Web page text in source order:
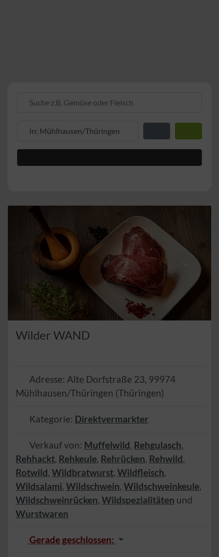
Wilder WAND
Adresse: Alte Dorfstraße 23, 99974
Mühlhausen/Thüringen (Thüringen)
Kategorie: Direktvermarkter
Verkauf von: Muffelwild, Rehgulasch,
Rehhackt, Rehkeule, Rehrücken, Rehwild,
Rotwild, Wildbratwurst, Wildfleisch,
Wildsalami, Wildschwein, Wildschweinkeule,
Wildschweinrücken, Wildspezialitäten und
Wurstwaren
Gerade geschlossen: